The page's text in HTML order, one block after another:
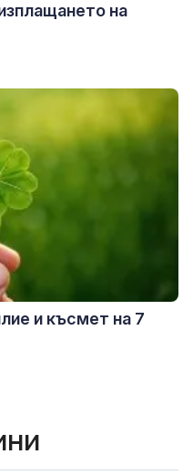
на
и късмет на 7